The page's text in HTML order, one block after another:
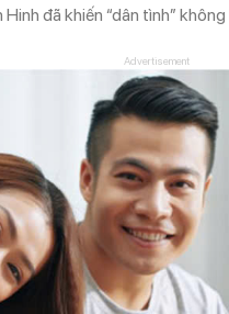
đã khiến “dân tình”
Advertisement